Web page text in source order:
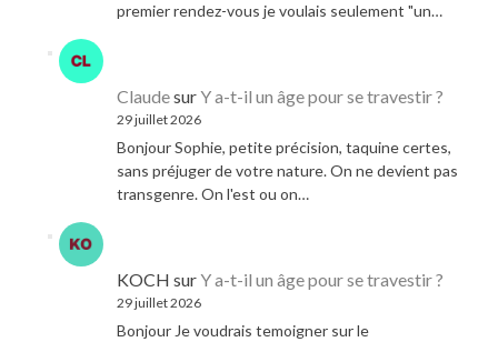
premier rendez-vous je voulais seulement "un…
ClaudesurY a-t-il un âge pour se travestir ?
29 juillet 2026
Bonjour Sophie, petite précision, taquine certes,
sans préjuger de votre nature. On ne devient pas
transgenre. On l'est ou on…
KOCH surY a-t-il un âge pour se travestir ?
29 juillet 2026
Bonjour Je voudrais temoigner sur le